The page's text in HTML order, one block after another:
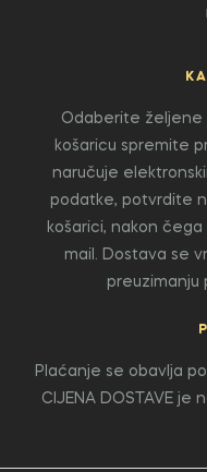
Odaberite željene
košaricu spremite
naručuje
podatke, potvrdite
košarici, nakon
mail. Dostava se
preuzimanju
Plaćanje se obavlja
CIJENA DOSTAVE